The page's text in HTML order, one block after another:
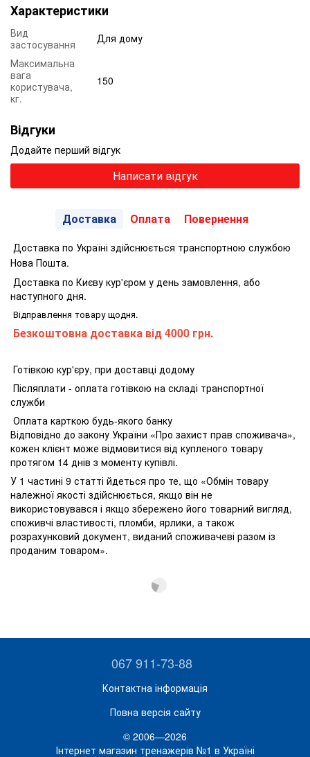
Характеристики
Вид
застосування
Для дому
Максимальна
вага
користувача,
кг.
150
Відгуки
Додайте перший відгук
Написати відгук
Доставка Оплата Повернення
Доставка по Україні здійснюється транспортною службою
Нова Пошта.
Доставка по Києву кур'єром у день замовлення, або
наступного дня.
Відправлення товару щодня.
Безкоштовна доставка від 4000 грн.
Готівкою кур'єру, при доставці додому
Післяплати - оплата готівкою на складі транспортної
служби
Оплата карткою будь-якого банку
Відповідно до закону України «Про захист прав споживача»,
кожен клієнт може відмовитися від купленого товару
протягом 14 днів з моменту купівлі.
У 1 частині 9 статті йдеться про те, що «Обмін товару
належної якості здійснюється, якщо він не
використовувався і якщо збережено його товарний вигляд,
споживчі властивості, пломби, ярлики, а також
розрахунковий документ, виданий споживачеві разом із
проданим товаром».
067 911-73-88
Контактна інформація
Повна версія сайту
© 2006—2026
Інтернет магазин тренажерів №1 в Україні